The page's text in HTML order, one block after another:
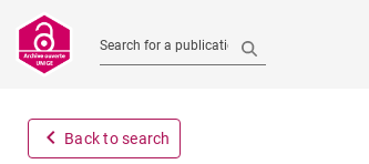
Search for a publication
navigate_before Back to search